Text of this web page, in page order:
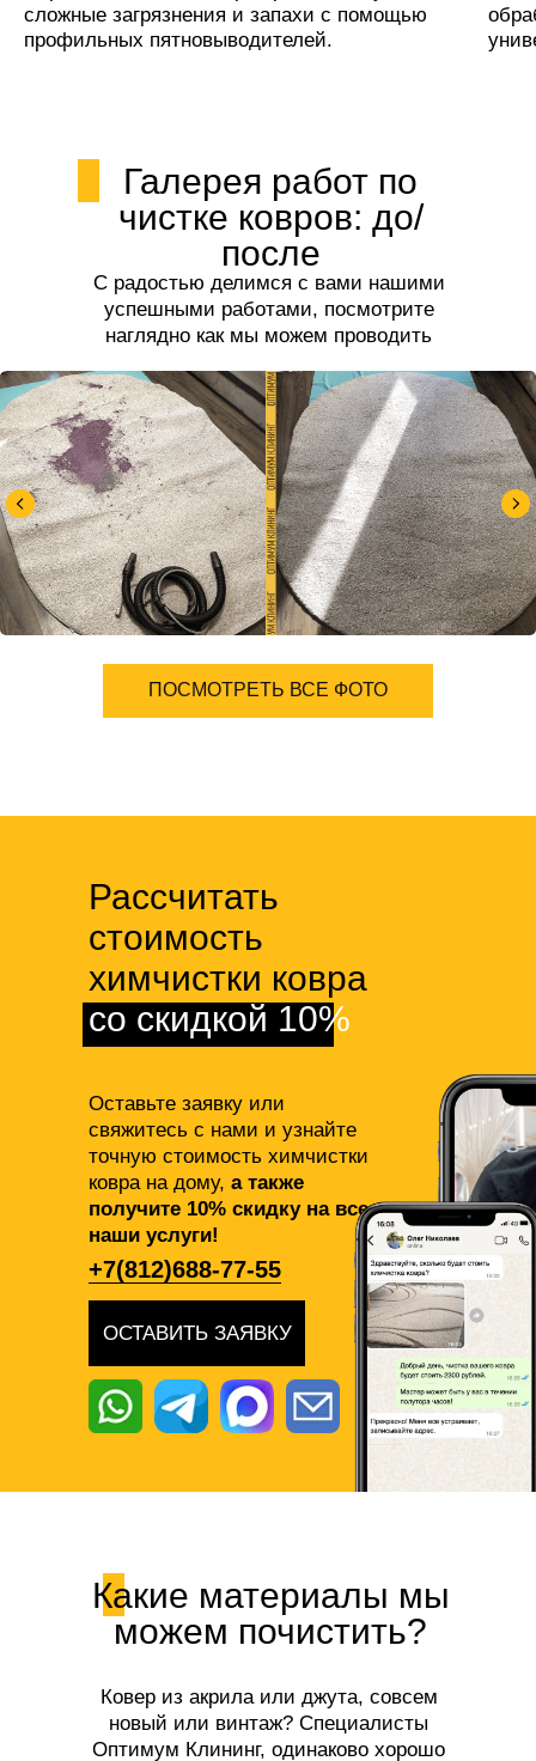
сложные загрязнения и запахи с помощью
профильных пятновыводителей.
Галерея работ по
чистке ковров: до/
после
С радостью делимся с вами нашими
успешными работами, посмотрите
наглядно как мы можем проводить
ПОСМОТРЕТЬ ВСЕ ФОТО
Оставьте заявку или
свяжитесь с нами и узнайте
точную стоимость химчистки
ковра на дому, а также
получите 10% скидку на все
наши услуги!
Рассчитать
стоимость
химчистки ковра
со скидкой 10%
ОСТАВИТЬ ЗАЯВКУ
+7(812)688-77-55
Какие материалы мы
можем почистить?
Ковер из акрила или джута, совсем
новый или винтаж? Специалисты
Оптимум Клининг, одинаково хорошо